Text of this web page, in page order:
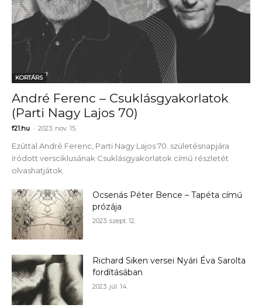
KORTÁRS
André Ferenc – Csuklásgyakorlatok
(Parti Nagy Lajos 70)
f21.hu - 2023. nov. 15.
Ezúttal André Ferenc, Parti Nagy Lajos 70. születésnapjára
íródott versciklusának Csuklásgyakorlatok című részletét
olvashatjátok.
Ocsenás Péter Bence – Tapéta című
prózája
2023. szept. 12.
Richard Siken versei Nyári Éva Sarolta
fordításában
2023. júl. 14.